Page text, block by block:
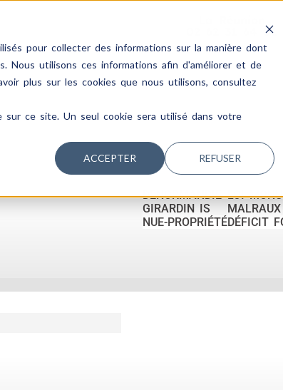
pour collecter des informations sur la manière dont
Nous utilisons ces informations afin d'améliorer et de
plus sur les cookies que nous utilisons, consultez
ce site. Un seul cookie sera utilisé dans votre
ACCEPTER REFUSER
02 62 31 64 01
DENORMANDIE
GIRARDIN IS
NUE-PROPRIÉTÉ
LOI
MALRAUX
DÉFICIT